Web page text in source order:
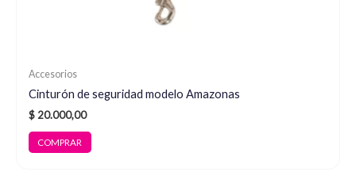
Accesorios
Cinturón de seguridad modelo Amazonas
$20.000,00
COMPRAR